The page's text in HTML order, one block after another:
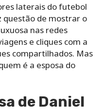
laterais do futebol
questão de mostrar o
nas redes
e cliques com a
compartilhados. Mas
é a esposa do
de Daniel